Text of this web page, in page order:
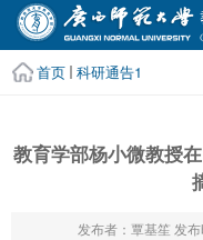
首页 科研通告1
教育学部杨小微教授
发布者：覃基笙 发